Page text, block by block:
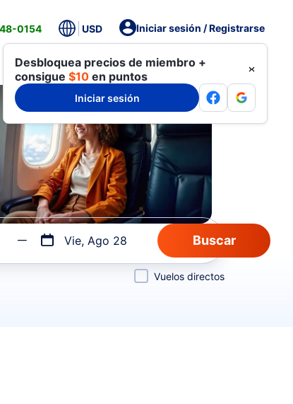
0154 USD Iniciar sesión / Registrarse
Desbloquea precios de miembro +
consigue $10 en puntos
Iniciar sesión
Vie, Ago 28
Vuelos directos